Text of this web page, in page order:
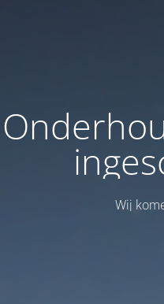
Wij